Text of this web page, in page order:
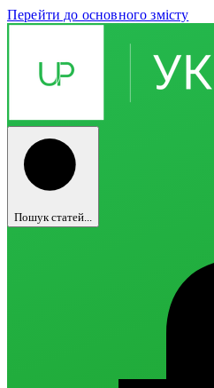
Перейти до основного змісту
Пошук статей...